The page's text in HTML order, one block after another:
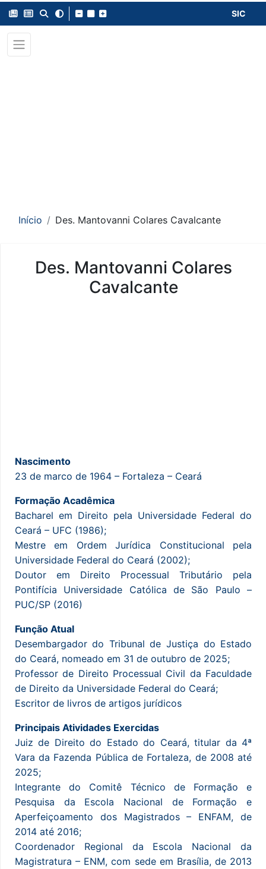
SIC
Início Des. Mantovanni Colares Cavalcante
Conteúdo
Des. Mantovanni Colares
Cavalcante
Nascimento
23 de marco de 1964 – Fortaleza – Ceará
Formação Acadêmica
Bacharel em Direito pela Universidade Federal do
Ceará – UFC (1986);
Mestre em Ordem Jurídica Constitucional pela
Universidade Federal do Ceará (2002);
Doutor em Direito Processual Tributário pela
Pontifícia Universidade Católica de São Paulo –
PUC/SP (2016)
Função Atual
Desembargador do Tribunal de Justiça do Estado
do Ceará, nomeado em 31 de outubro de 2025;
Professor de Direito Processual Civil da Faculdade
de Direito da Universidade Federal do Ceará;
Escritor de livros de artigos jurídicos
Principais Atividades Exercidas
Juiz de Direito do Estado do Ceará, titular da 4ª
Vara da Fazenda Pública de Fortaleza, de 2008 até
2025;
Integrante do Comitê Técnico de Formação e
Pesquisa da Escola Nacional de Formação e
Aperfeiçoamento dos Magistrados – ENFAM, de
2014 até 2016;
Coordenador Regional da Escola Nacional da
Magistratura – ENM, com sede em Brasília, de 2013